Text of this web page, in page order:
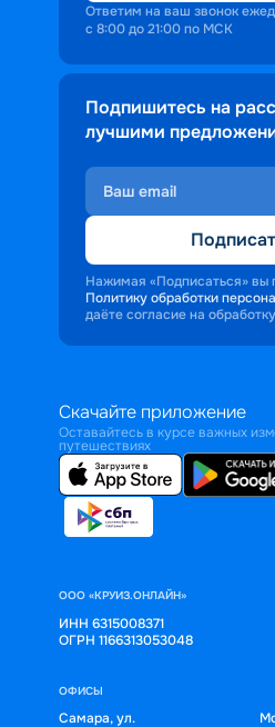
Ответим на ваш звонок
с 8:00 до 21:00 по МСК
Подпишитесь на
лучшими
Нажимая «Подписаться» вы
Политику обработки
даёте согласие на
Скачайте приложение
Оставайтесь в курсе важных
путешествиях
ООО «КРУИЗ.ОНЛАЙН»
ИНН 6315008371
ОГРН 1166313053048
ОФИСЫ
Самара, ул.